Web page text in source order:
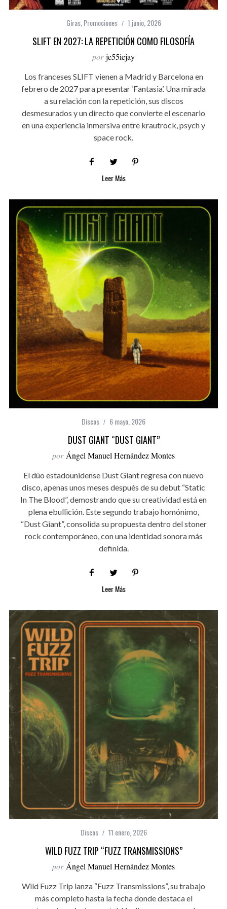
Giras, Promociones 1 junio, 2026
SLIFT EN 2027: LA REPETICIÓN COMO FILOSOFÍA
por je55iejay
Los franceses SLIFT vienen a Madrid y Barcelona en
febrero de 2027 para presentar ‘Fantasia’. Una mirada
a su relación con la repetición, sus discos
desmesurados y un directo que convierte el escenario
en una experiencia inmersiva entre krautrock, psych y
space rock.
Leer Más
Discos 6 mayo, 2026
DUST GIANT “DUST GIANT”
por Ángel Manuel Hernández Montes
El dúo estadounidense Dust Giant regresa con nuevo
disco, apenas unos meses después de su debut “Static
In The Blood”, demostrando que su creatividad está en
plena ebullición. Este segundo trabajo homónimo,
“Dust Giant”, consolida su propuesta dentro del stoner
rock contemporáneo, con una identidad sonora más
definida.
Leer Más
Discos 11 enero, 2026
WILD FUZZ TRIP “FUZZ TRANSMISSIONS”
por Ángel Manuel Hernández Montes
Wild Fuzz Trip lanza “Fuzz Transmissions”, su trabajo
más completo hasta la fecha donde destaca el